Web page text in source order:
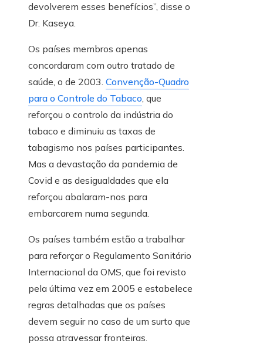
devolverem esses benefícios”, disse o
Dr. Kaseya.
Os países membros apenas
concordaram com outro tratado de
saúde, o de 2003. Convenção-Quadro
para o Controle do Tabaco, que
reforçou o controlo da indústria do
tabaco e diminuiu as taxas de
tabagismo nos países participantes.
Mas a devastação da pandemia de
Covid e as desigualdades que ela
reforçou abalaram-nos para
embarcarem numa segunda.
Os países também estão a trabalhar
para reforçar o Regulamento Sanitário
Internacional da OMS, que foi revisto
pela última vez em 2005 e estabelece
regras detalhadas que os países
devem seguir no caso de um surto que
possa atravessar fronteiras.